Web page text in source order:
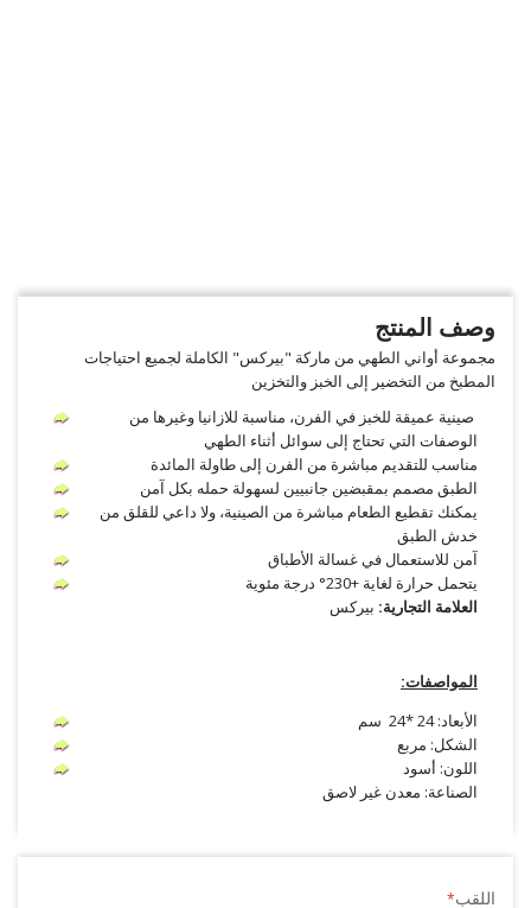
وصف المنتج
مجموعة أواني الطهي من ماركة "بيركس" الكاملة لجميع احتياجات
المطبخ من التخضير إلى الخبز والتخزين
صينية عميقة للخبز في الفرن، مناسبة للازانيا وغيرها من
الوصفات التي تحتاج إلى سوائل أثناء الطهي
مناسب للتقديم مباشرة من الفرن إلى طاولة المائدة
الطبق مصمم بمقبضين جانبيين لسهولة حمله بكل آمن
يمكنك تقطيع الطعام مباشرة من الصينية، ولا داعي للقلق من
خدش الطبق
آمن للاستعمال في غسالة الأطباق
يتحمل حرارة لغاية +230° درجة مئوية
العلامة التجارية: بيركس
المواصفات:
الأبعاد: 24 *24 سم
الشكل: مربع
اللون: أسود
الصناعة: معدن غير لاصق
اللقب